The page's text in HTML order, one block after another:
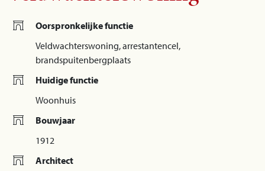
Oorspronkelijke functie
Veldwachterswoning, arrestantencel,
brandspuitenbergplaats
Huidige functie
Woonhuis
Bouwjaar
1912
Architect